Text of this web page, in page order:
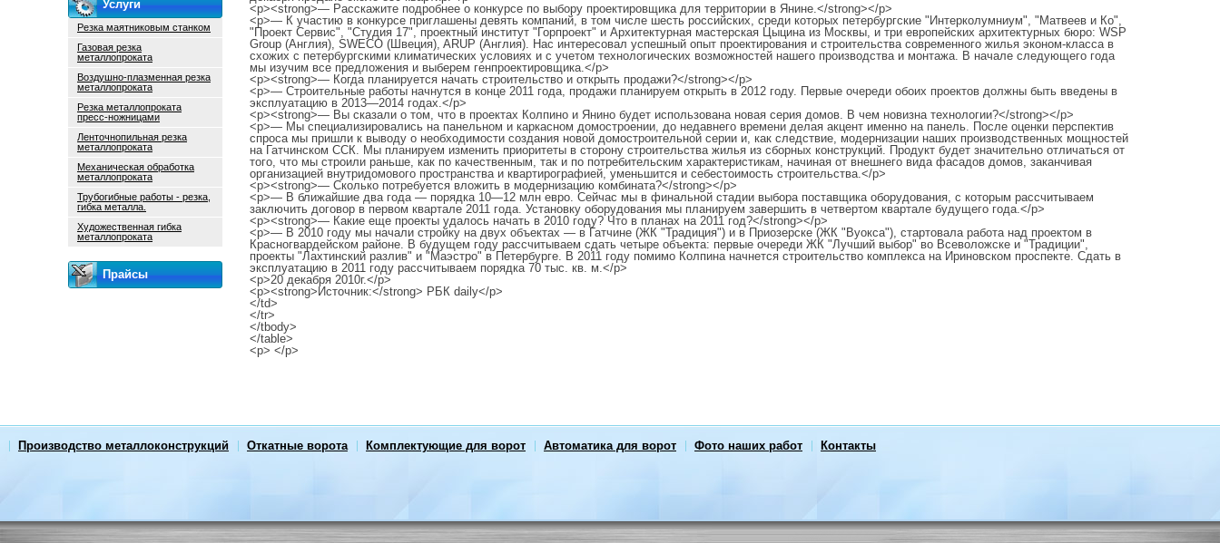
<p><strong>— Расскажите подробнее о конкурсе по выбору проектировщика для территории в Янине.</strong></p>
<p>— К участию в конкурсе приглашены девять компаний, в том числе шесть россий­ских, среди которых петербургские "Интерколумниум", "Матвеев и Ко",
"Проект Сервис", "Студия 17", проектный институт "Горпроект" и Архитектурная мастерская Цыцина из Москвы, и три европейских архитектурных бюро: WSP
Group (Англия), SWECO (Швеция), ARUР (Англия). Нас интересовал успешный опыт проектирования и строительства современного жилья эконом-класса в
схожих с петербургскими климатических условиях и с учетом технологических возможностей нашего производства и монтажа. В начале следующего года
мы изучим все предложения и выберем генпроектировщика.</p>
<p><strong>— Когда планируется начать строительство и открыть продажи?</strong></p>
<p>— Строительные работы начнутся в конце 2011 года, продажи планируем открыть в 2012 году. Первые очереди обоих проектов должны быть введены в
эксплуатацию в 2013—2014 годах.</p>
<p><strong>— Вы сказали о том, что в проектах Колпино и Янино будет использована новая серия домов. В чем новизна технологии?</strong></p>
<p>— Мы специализировались на панельном и каркасном домостроении, до недавнего времени делая акцент именно на панель. После оценки перспектив
спроса мы пришли к выводу о необходимости создания новой домостроительной серии и, как следствие, модернизации наших производственных мощностей
на Гатчинском ССК. Мы планируем изменить приоритеты в сторону строитель­ства жилья из сборных конструкций. Продукт будет значительно отличаться от
того, что мы строили раньше, как по качественным, так и по потребительским характеристикам, начиная от внешнего вида фасадов домов, заканчивая
организацией внутридомового пространства и квартирографией, уменьшится и себестоимость строительства.</p>
<p><strong>— Сколько потребуется вложить в модернизацию комбината?</strong></p>
<p>— В ближайшие два года — порядка 10—12 млн евро. Сейчас мы в финальной стадии выбора поставщика оборудования, с которым рассчитываем
заключить договор в первом квартале 2011 года. Установку оборудования мы планируем завершить в четвертом квартале будущего года.</p>
<p><strong>— Какие еще проекты удалось начать в 2010 году? Что в планах на 2011 год?</strong></p>
<p>— В 2010 году мы начали стройку на двух объектах — в Гатчине (ЖК "Традиция") и в Приозерске (ЖК "Вуокса"), стартовала работа над проектом в
Красногвардейском районе. В будущем году рассчитываем сдать четыре объекта: первые очереди ЖК "Лучший выбор" во Всеволожске и "Традиции",
проекты "Лахтинский разлив" и "Маэстро" в Петербурге. В 2011 году помимо Колпина начнется строительство комплекса на Ириновском проспекте. Сдать в
эксплуатацию в 2011 году рассчитываем порядка 70 тыс. кв. м.</p>
<p>20 декабря 2010г.</p>
<p><strong>Источник:</strong> РБК daily</p>
</td>
</tr>
</tbody>
</table>
<p> </p>
Услуги
Резка маятниковым станком
Газовая резка
металлопроката
Воздушно-плазменная резка
металлопроката
Резка металлопроката
пресс-ножницами
Ленточнопильная резка
металлопроката
Механическая обработка
металлопроката
Трубогибные работы - резка,
гибка металла.
Художественная гибка
металлопроката
Прайсы
Производство металлоконструкций Откатные ворота Комплектующие для ворот Автоматика для ворот Фото наших работ Контакты